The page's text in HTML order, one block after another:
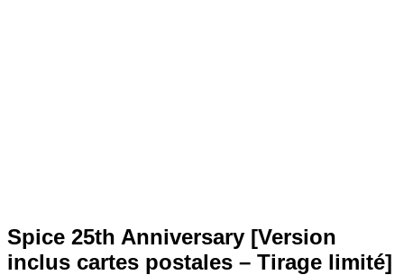
Spice 25th Anniversary [Version
inclus cartes postales – Tirage limité]